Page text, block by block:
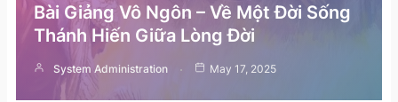
Bài Giảng Vô Ngôn – Về Một Đời Sống
Thánh Hiến Giữa Lòng Đời
System Administration May 17, 2025